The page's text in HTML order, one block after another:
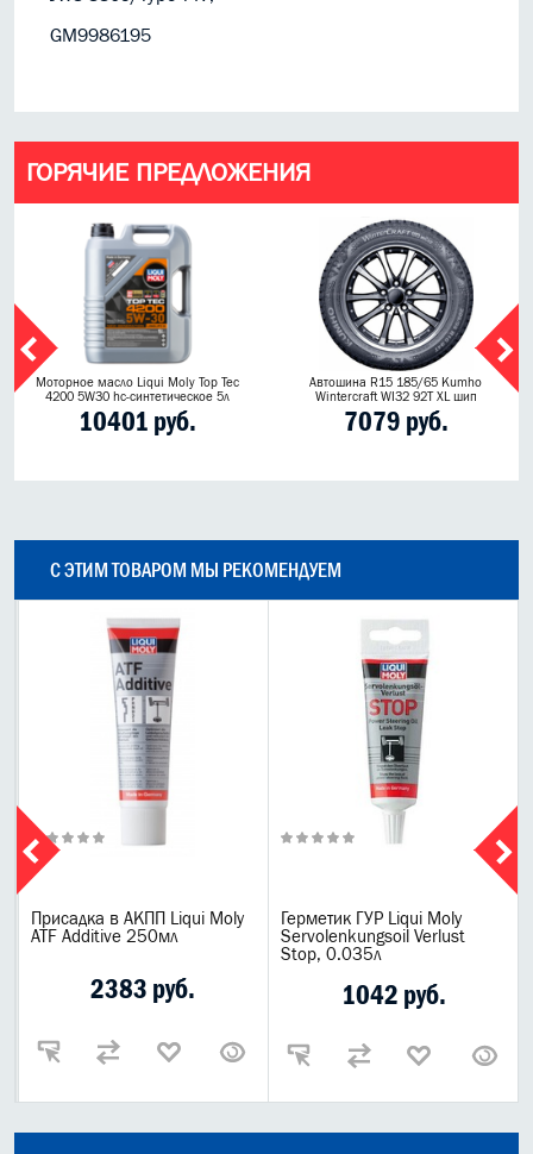
GM9986195
ГОРЯЧИЕ ПРЕДЛОЖЕНИЯ
Моторное масло Liqui Moly Top Tec
4200 5W30 hc-синтетическое 5л
10401 руб.
Автошина R15 185/65 Kumho
Wintercraft WI32 92T XL шип
7079 руб.
С ЭТИМ ТОВАРОМ МЫ РЕКОМЕНДУЕМ
Присадка в АКПП Liqui Moly
ATF Additive 250мл
2383 руб.
Герметик ГУР Liqui Moly
Servolenkungsoil Verlust
Stop, 0.035л
1042 руб.